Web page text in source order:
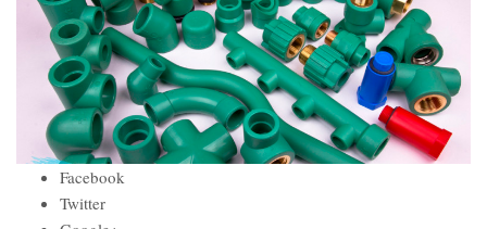
Facebook
Twitter